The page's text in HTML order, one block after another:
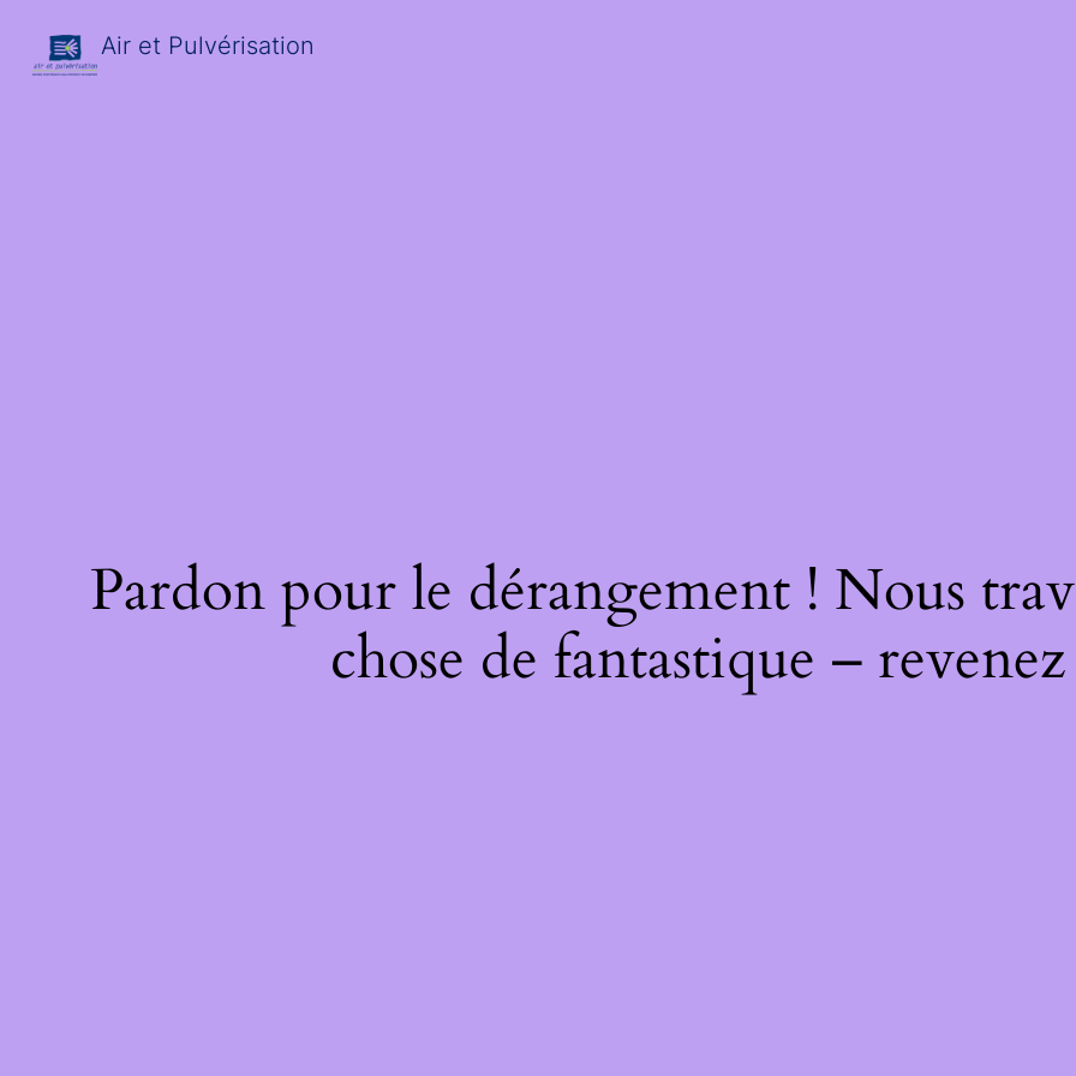
Air et Pulvérisation
Pardon pour le dérangement ! Nous
chose de fantastique –